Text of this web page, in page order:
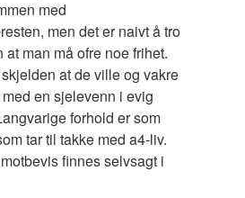
med
men det er naivt å tro
at man må ofre noe frihet.
at de ville og vakre
en sjelevenn i evig
forhold er som
tar til takke med a4-liv.
finnes selvsagt i